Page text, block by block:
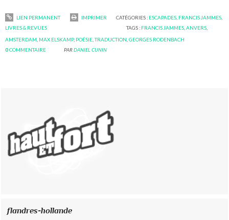
LIEN PERMANENT IMPRIMER CATÉGORIES : ESCAPADES FRANCIS JAMMES
LIVRES & REVUES
TAGS : FRANCIS JAMMES, ANVERS,
AMSTERDAM MAX ELSKAMP, POÉSIE ,TRADUCTION ,GEORGES RODENBACH
0COMMENTAIRE PARDANIEL CUNIN
flandres-hollande